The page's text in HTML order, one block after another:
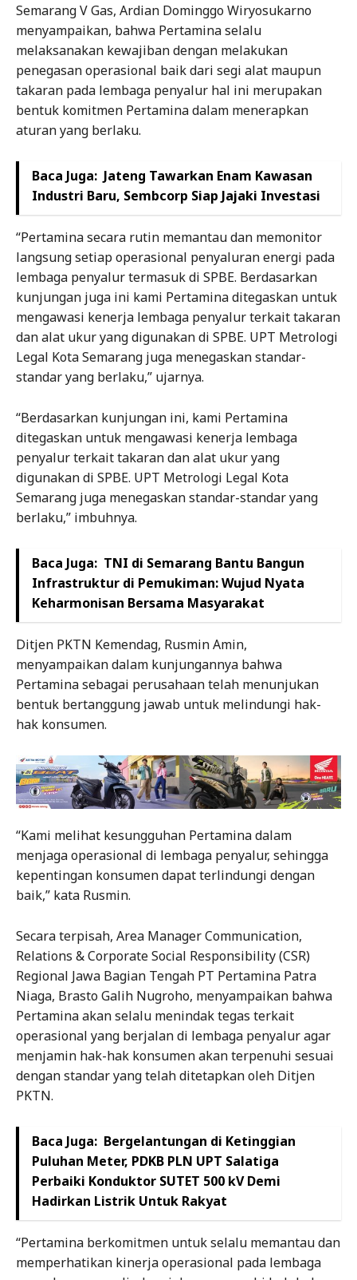
Semarang V Gas, Ardian Dominggo Wiryosukarno
menyampaikan, bahwa Pertamina selalu
melaksanakan kewajiban dengan melakukan
penegasan operasional baik dari segi alat maupun
takaran pada lembaga penyalur hal ini merupakan
bentuk komitmen Pertamina dalam menerapkan
aturan yang berlaku.
Baca Juga: Jateng Tawarkan Enam Kawasan
Industri Baru, Sembcorp Siap Jajaki Investasi
“Pertamina secara rutin memantau dan memonitor
langsung setiap operasional penyaluran energi pada
lembaga penyalur termasuk di SPBE. Berdasarkan
kunjungan juga ini kami Pertamina ditegaskan untuk
mengawasi kenerja lembaga penyalur terkait takaran
dan alat ukur yang digunakan di SPBE. UPT Metrologi
Legal Kota Semarang juga menegaskan standar-
standar yang berlaku,” ujarnya.
“Berdasarkan kunjungan ini, kami Pertamina
ditegaskan untuk mengawasi kenerja lembaga
penyalur terkait takaran dan alat ukur yang
digunakan di SPBE. UPT Metrologi Legal Kota
Semarang juga menegaskan standar-standar yang
berlaku,” imbuhnya.
Baca Juga: TNI di Semarang Bantu Bangun
Infrastruktur di Pemukiman: Wujud Nyata
Keharmonisan Bersama Masyarakat
Ditjen PKTN Kemendag, Rusmin Amin,
menyampaikan dalam kunjungannya bahwa
Pertamina sebagai perusahaan telah menunjukan
bentuk bertanggung jawab untuk melindungi hak-
hak konsumen.
“Kami melihat kesungguhan Pertamina dalam
menjaga operasional di lembaga penyalur, sehingga
kepentingan konsumen dapat terlindungi dengan
baik,” kata Rusmin.
Secara terpisah, Area Manager Communication,
Relations & Corporate Social Responsibility (CSR)
Regional Jawa Bagian Tengah PT Pertamina Patra
Niaga, Brasto Galih Nugroho, menyampaikan bahwa
Pertamina akan selalu menindak tegas terkait
operasional yang berjalan di lembaga penyalur agar
menjamin hak-hak konsumen akan terpenuhi sesuai
dengan standar yang telah ditetapkan oleh Ditjen
PKTN.
Baca Juga: Bergelantungan di Ketinggian
Puluhan Meter, PDKB PLN UPT Salatiga
Perbaiki Konduktor SUTET 500 kV Demi
Hadirkan Listrik Untuk Rakyat
“Pertamina berkomitmen untuk selalu memantau dan
memperhatikan kinerja operasional pada lembaga